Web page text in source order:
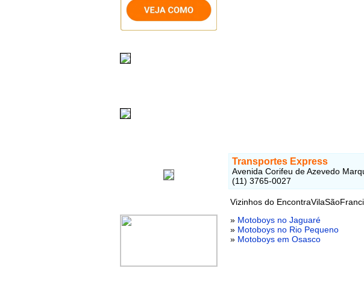
Transportes Express
Avenida Corifeu de Azevedo
(11) 3765-0027
Vizinhos do
» Motoboys no Jaguaré
» Motoboys no Rio Pequeno
» Motoboys em Osasco